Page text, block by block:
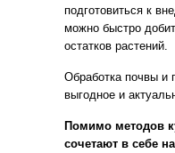
подготовиться к
можно быстро
остатков растений.
Обработка почвы и
выгодное и
Помимо методов
сочетают в себе